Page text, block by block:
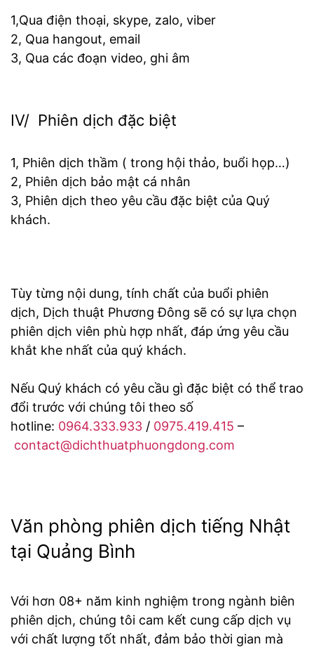
1,Qua điện thoại, skype, zalo, viber
2, Qua hangout, email
3, Qua các đoạn video, ghi âm
IV/ Phiên dịch đặc biệt
1, Phiên dịch thầm ( trong hội thảo, buổi họp…)
2, Phiên dịch bảo mật cá nhân
3, Phiên dịch theo yêu cầu đặc biệt của Quý
khách.
Tùy từng nội dung, tính chất của buổi phiên
dịch, Dịch thuật Phương Đông sẽ có sự lựa chọn
phiên dịch viên phù hợp nhất, đáp ứng yêu cầu
khắt khe nhất của quý khách.
Nếu Quý khách có yêu cầu gì đặc biệt có thể trao
đổi trước với chúng tôi theo số
hotline: 0964.333.933 / 0975.419.415 –
contact@dichthuatphuongdong.com
Văn phòng phiên dịch tiếng Nhật
tại Quảng Bình
Với hơn 08+ năm kinh nghiệm trong ngành biên
phiên dịch, chúng tôi cam kết cung cấp dịch vụ
với chất lượng tốt nhất, đảm bảo thời gian mà